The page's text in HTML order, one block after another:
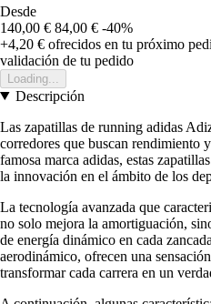
Desde
140,00 € 84,00 € -40%
+4,20 € ofrecidos en tu próximo
validación de tu pedido
Loading...
Descripción
Las zapatillas de running adidas
corredores que buscan rendimiento
famosa marca adidas, estas
la innovación en el ámbito de los
La tecnología avanzada que
no solo mejora la amortiguación,
de energía dinámico en cada
aerodinámico, ofrecen una
transformar cada carrera en un